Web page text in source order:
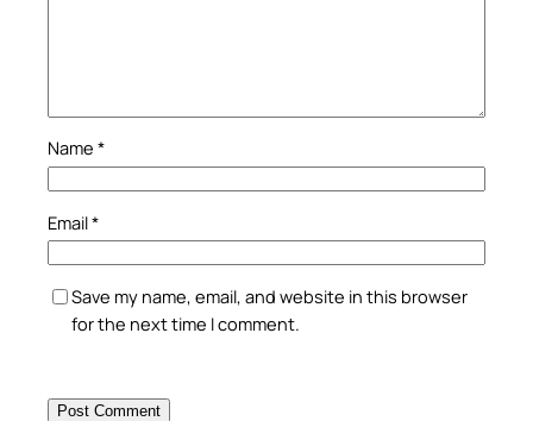
Name *
Email*
Save my name, email, and website in this browser
for the next time I comment.